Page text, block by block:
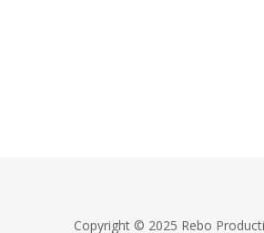
Copyright © 2025 Rebo